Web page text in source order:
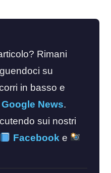
Rimani
su
in basso e
Google News.
sui nostri
Facebook e